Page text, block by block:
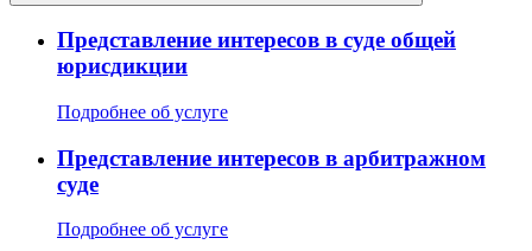
Представление интересов в суде общей
юрисдикции
Подробнее об услуге
Представление интересов в арбитражном
суде
Подробнее об услуге